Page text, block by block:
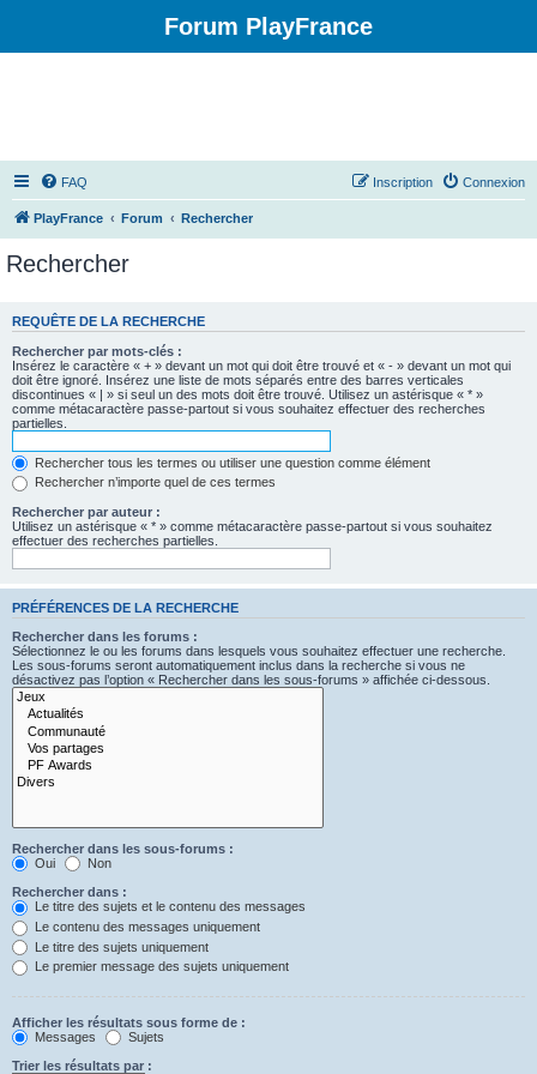
Forum PlayFrance
FAQ Connexion
Inscription
PlayFrance Forum Rechercher
Rechercher
REQUÊTE DE LA RECHERCHE
Rechercher par mots-clés :
Insérez le caractère « + » devant un mot qui doit être trouvé et « - » devant un mot qui
doit être ignoré. Insérez une liste de mots séparés entre des barres verticales
discontinues « | » si seul un des mots doit être trouvé. Utilisez un astérisque « * »
comme métacaractère passe-partout si vous souhaitez effectuer des recherches
partielles.
Rechercher tous les termes ou utiliser une question comme élément
Rechercher n’importe quel de ces termes
Rechercher par auteur :
Utilisez un astérisque « * » comme métacaractère passe-partout si vous souhaitez
effectuer des recherches partielles.
PRÉFÉRENCES DE LA RECHERCHE
Rechercher dans les forums :
Sélectionnez le ou les forums dans lesquels vous souhaitez effectuer une recherche.
Les sous-forums seront automatiquement inclus dans la recherche si vous ne
désactivez pas l’option « Rechercher dans les sous-forums » affichée ci-dessous.
Rechercher dans les sous-forums :
Oui
Non
Rechercher dans :
Le titre des sujets et le contenu des messages
Le contenu des messages uniquement
Le titre des sujets uniquement
Le premier message des sujets uniquement
Afficher les résultats sous forme de :
Messages
Sujets
Trier les résultats par :